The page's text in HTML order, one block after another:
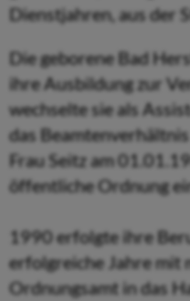
Dienstjahren, aus der
Die geborene Bad
ihre Ausbildung zur
wechselte sie als
das
Frau Seitz am
öffentliche Ordnung
1990 erfolgte ihre
erfolgreiche Jahre mit
Ordnungsamt in das